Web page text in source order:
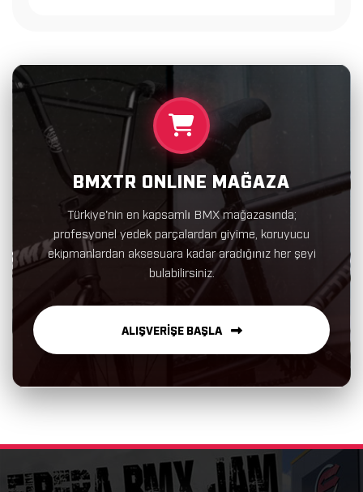
BMXTR ONLINE MAĞAZA
Türkiye'nin en kapsamlı BMX mağazasında;
profesyonel yedek parçalardan giyime, koruyucu
ekipmanlardan aksesuara kadar aradığınız her şeyi
bulabilirsiniz.
ALIŞVERİŞE BAŞLA